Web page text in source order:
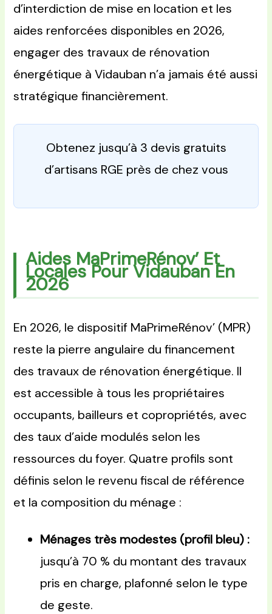
d’interdiction de mise en location et les
aides renforcées disponibles en 2026,
engager des travaux de rénovation
énergétique à Vidauban n’a jamais été aussi
stratégique financièrement.
Obtenez jusqu’à 3 devis gratuits
d’artisans RGE près de chez vous
Aides MaPrimeRénov’ Et
Locales Pour Vidauban En
2026
En 2026, le dispositif MaPrimeRénov’ (MPR)
reste la pierre angulaire du financement
des travaux de rénovation énergétique. Il
est accessible à tous les propriétaires
occupants, bailleurs et copropriétés, avec
des taux d’aide modulés selon les
ressources du foyer. Quatre profils sont
définis selon le revenu fiscal de référence
et la composition du ménage :
Ménages très modestes (profil bleu) :
jusqu’à 70 % du montant des travaux
pris en charge, plafonné selon le type
de geste.